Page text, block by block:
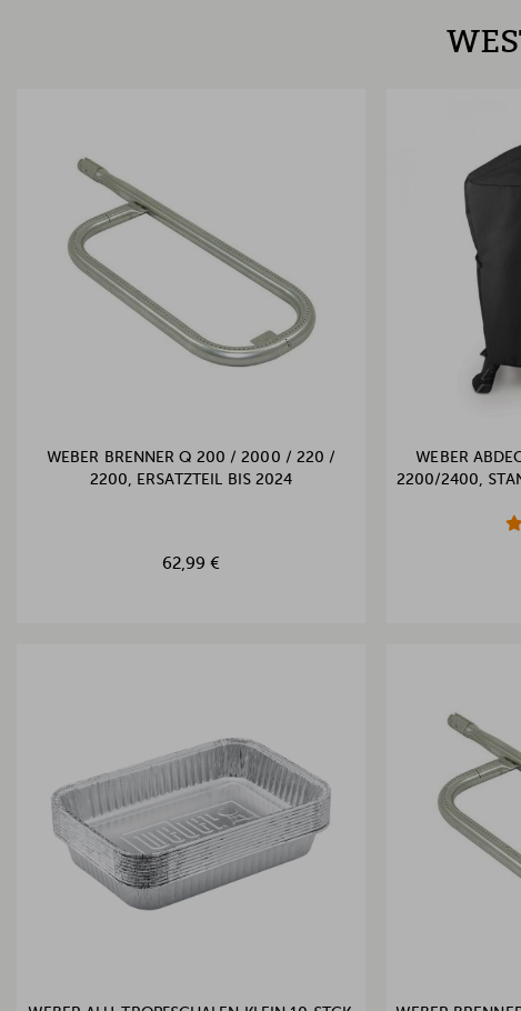
WEBER BRENNER Q 200 / 2000 / 220 /
2200, ERSATZTEIL BIS 2024
62,99 €
WEBER
2200/2400,